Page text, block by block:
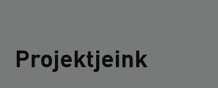
Projektjeink